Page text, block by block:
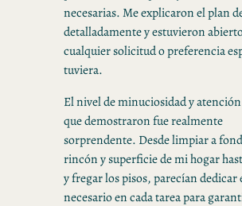
necesarias. Me explicaron el plan
detalladamente y estuvieron
cualquier solicitud o preferencia
tuviera.
El nivel de minuciosidad y
que demostraron fue realmente
sorprendente. Desde limpiar a
rincón y superficie de mi hogar
y fregar los pisos, parecían dedicar
necesario en cada tarea para